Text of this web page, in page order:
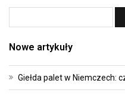
Nowe artykuły
Giełda palet w Niemczech: